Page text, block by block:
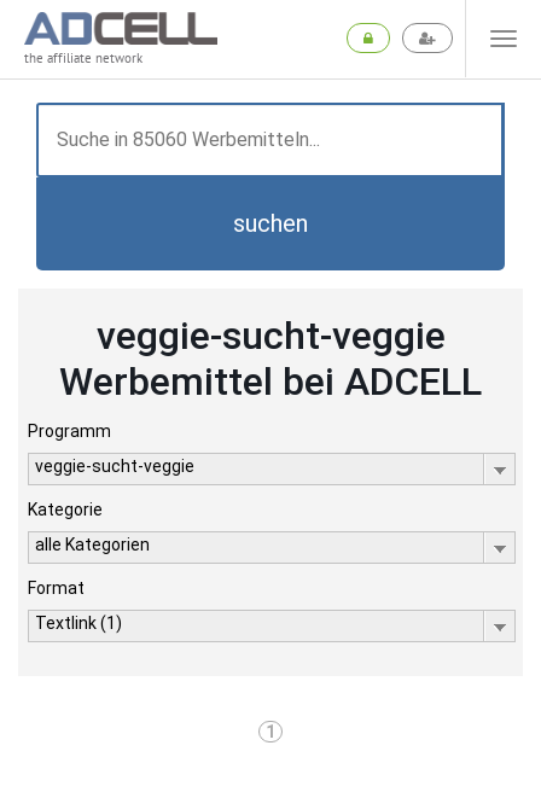
the affiliate network
suchen
veggie-sucht-veggie
Werbemittel bei ADCELL
Programm
veggie-sucht-veggie
Kategorie
alle Kategorien
Format
Textlink (1)
1